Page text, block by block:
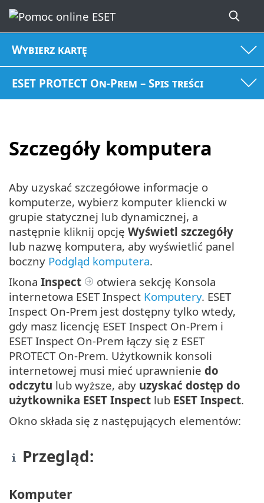
Wybierz kartę
ESET PROTECT On-Prem – Spis treści
Szczegóły komputera
Aby uzyskać szczegółowe informacje o
komputerze, wybierz komputer kliencki w
grupie statycznej lub dynamicznej, a
następnie kliknij opcję Wyświetl szczegóły
lub nazwę komputera, aby wyświetlić panel
boczny Podgląd komputera.
Ikona Inspect
otwiera sekcję Konsola
internetowa ESET Inspect Komputery. ESET
Inspect On-Prem jest dostępny tylko wtedy,
gdy masz licencję ESET Inspect On-Prem i
ESET Inspect On-Prem łączy się z ESET
PROTECT On-Prem. Użytkownik konsoli
internetowej musi mieć uprawnienie do
odczytu lub wyższe, aby uzyskać dostęp do
użytkownika ESET Inspect lub ESET Inspect.
Okno składa się z następujących elementów:
Przegląd:
Komputer